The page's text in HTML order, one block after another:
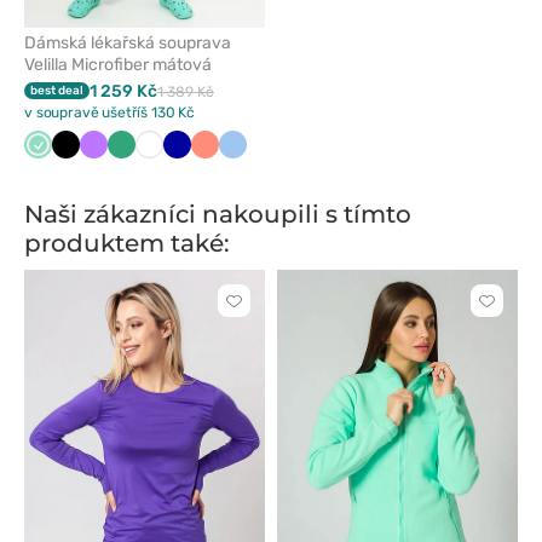
Dámská lékařská souprava
Velilla Microfiber mátová
best deal 1 259 Kč1 389 Kč
v soupravě ušetříš 130 Kč
MátováČernáFialováSvětleBílá TmavěKoralová
Modrá
Naši zákazníci nakoupili s tímto
produktem také:
Kliknutím
oblíbených